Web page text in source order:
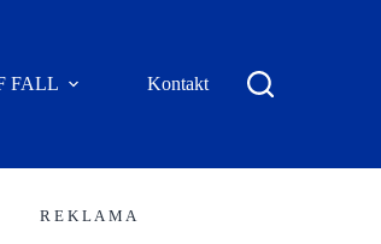
FALL Kontakt
R E K L A M A